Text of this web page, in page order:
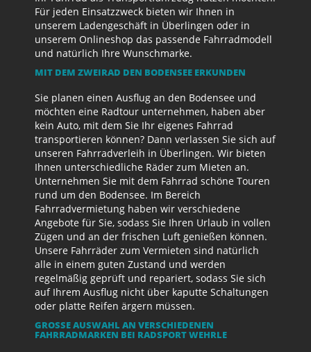
Für jeden Einsatzzweck bieten wir Ihnen in
unserem Ladengeschäft in Überlingen oder in
unserem Onlineshop das passende Fahrradmodell
und natürlich Ihre Wunschmarke.
MIT DEM ZWEIRAD DEN BODENSEE ERKUNDEN
Sie planen einen Ausflug an den Bodensee und
möchten eine Radtour unternehmen, haben aber
kein Auto, mit dem Sie Ihr eigenes Fahrrad
transportieren können? Dann verlassen Sie sich auf
unseren Fahrradverleih in Überlingen. Wir bieten
Ihnen unterschiedliche Räder zum Mieten an.
Unternehmen Sie mit dem Fahrrad schöne Touren
rund um den Bodensee. Im Bereich
Fahrradvermietung haben wir verschiedene
Angebote für Sie, sodass Sie Ihren Urlaub in vollen
Zügen und an der frischen Luft genießen können.
Unsere Fahrräder zum Vermieten sind natürlich
alle in einem guten Zustand und werden
regelmäßig geprüft und repariert, sodass Sie sich
auf Ihrem Ausflug nicht über kaputte Schaltungen
oder platte Reifen ärgern müssen.
GROSSE AUSWAHL AN VERSCHIEDENEN F
AHRRADMARKEN BEI RADSPORT WEHRLE